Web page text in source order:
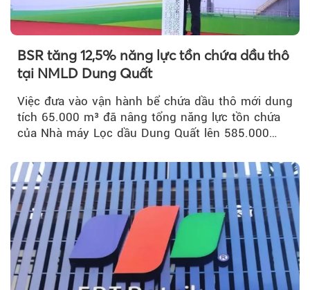
BSR tăng 12,5% năng lực tồn chứa dầu thô
tại NMLD Dung Quất
Việc đưa vào vận hành bể chứa dầu thô mới dung
tích 65.000 m³ đã nâng tổng năng lực tồn chứa
của Nhà máy Lọc dầu Dung Quất lên 585.000